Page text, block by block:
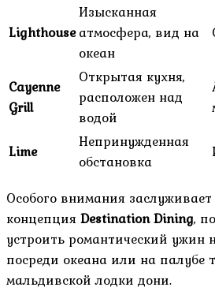
Lighthouse
Изысканная
атмосфера, вид на
океан
Cayenne
Grill
Открытая кухня,
расположен над
водой
Lime
Непринужденная
обстановка
Особого внимания
концепцияDestination Dining,
устроить романтический ужин
посреди океана или на палубе
мальдивской лодки дони.